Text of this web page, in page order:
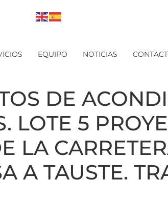
EQUIPO NOTICIAS
DE
LOTE 5
LA
A TAUSTE.